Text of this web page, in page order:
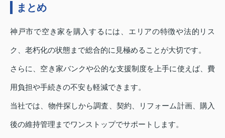
まとめ
神戸市で空き家を購入するには、エリアの特徴や法的リス
ク、老朽化の状態まで総合的に見極めることが大切です。
さらに、空き家バンクや公的な支援制度を上手に使えば、費
用負担や手続きの不安も軽減できます。
当社では、物件探しから調査、契約、リフォーム計画、購入
後の維持管理までワンストップでサポートします。